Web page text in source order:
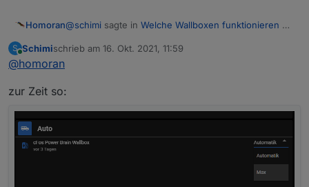
Im Moment läuft es nicht, da zeigt er im manu
Homoran@schimi sagte in Welche Wallboxen funktionieren mit
Stromstärken, der übersichtshalber habe ich
Im Moment läuft es nicht, da zeigt er im manu Mode
S
Online
Schimischrieb am 16. Okt. 2021, 11:59
zuletzt editiert von
@homoran
zur Zeit so: